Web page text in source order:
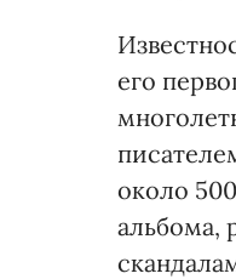
его
около
альбома,